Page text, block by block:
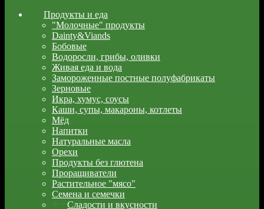
Продукты и еда
"Молочные" продукты
Dainty&Viands
Бобовые
Водоросли, грибы, оливки
Живая еда и вода
Замороженные постные полуфабрикаты
Зерновые
Икра, хумус, соусы
Каши, супы, макароны, котлеты
Мёд
Напитки
Натуральные масла
Орехи
Продукты без глютена
Проращиватели
Растительное "мясо"
Семена и семечки
Сладости и вкусности